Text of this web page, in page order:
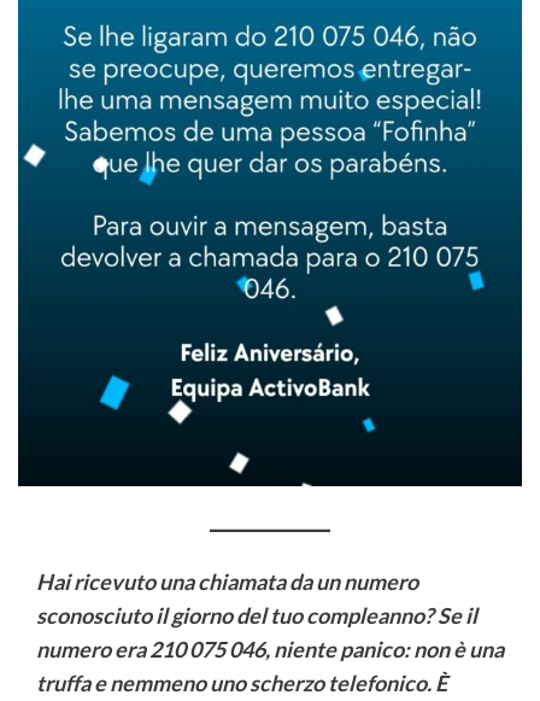
Hai ricevuto una chiamata da un numero
sconosciuto il giorno del tuo compleanno? Se il
numero era 210 075 046, niente panico: non è una
truffa e nemmeno uno scherzo telefonico. È